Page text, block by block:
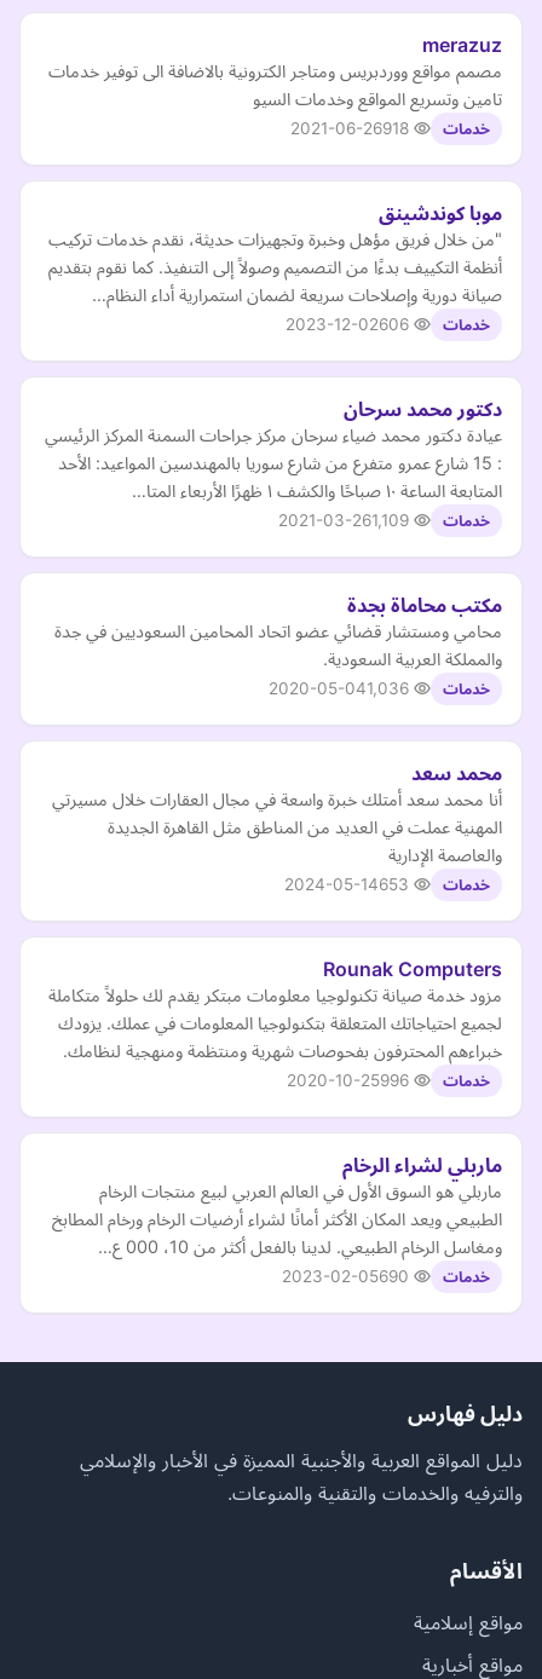
merazuz
مصمم مواقع ووردبريس ومتاجر الكترونية بالاضافة الى توفير خدمات
تامين وتسريع المواقع وخدمات السيو
خدمات 2021-06-26
موبا كوندشينق
"من خلال فريق مؤهل وخبرة وتجهيزات حديثة، نقدم خدمات تركيب
أنظمة التكييف بدءًا من التصميم وصولاً إلى التنفيذ. كما نقوم بتقديم
صيانة دورية وإصلاحات سريعة لضمان استمرارية أداء النظام…
خدمات 2023-12-02
دكتور محمد سرحان
عيادة دكتور محمد ضياء سرحان مركز جراحات السمنة المركز الرئيسي
: 15 شارع عمرو متفرع من شارع سوريا بالمهندسين المواعيد: الأحد
المتابعة الساعة ١٠ صباحًا والكشف ١ ظهرًا الأربعاء المتا…
خدمات 2021-03-26
مكتب محاماة بجدة
محامي ومستشار قضائي عضو اتحاد المحامين السعوديين في جدة
والمملكة العربية السعودية.
خدمات 2020-05-04
محمد سعد
أنا محمد سعد أمتلك خبرة واسعة في مجال العقارات خلال مسيرتي
المهنية عملت في العديد من المناطق مثل القاهرة الجديدة
والعاصمة الإدارية
خدمات 2024-05-14
Rounak Computers
مزود خدمة صيانة تكنولوجيا معلومات مبتكر يقدم لك حلولاً متكاملة
لجميع احتياجاتك المتعلقة بتكنولوجيا المعلومات في عملك. يزودك
خبراءهم المحترفون بفحوصات شهرية ومنتظمة ومنهجية لنظامك.
خدمات 2020-10-25
ماربلي لشراء الرخام
ماربلي هو السوق الأول في العالم العربي لبيع منتجات الرخام
الطبيعي ويعد المكان الأكثر أمانًا لشراء أرضيات الرخام ورخام المطابخ
ومغاسل الرخام الطبيعي. لدينا بالفعل أكثر من 10، 000 ع…
خدمات 2023-02-05
دليل فهارس
دليل المواقع العربية والأجنبية المميزة في الأخبار والإسلامي
والترفيه والخدمات والتقنية والمنوعات.
الأقسام
مواقع إسلامية
مواقع أخبارية